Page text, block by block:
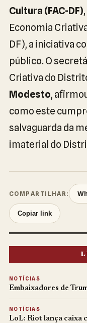
Cultura (FAC-DF)
Economia
DF), a iniciativa
público. O
Criativa do
Modesto,
como este
salvaguarda da
imaterial do
COMPARTILHAR:
Copiar link
NOTÍCIAS
Embaixadores de
NOTÍCIAS
LoL: Riot lança caixa